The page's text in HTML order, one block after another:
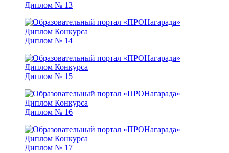
Диплом № 13
Диплом № 14
Диплом № 15
Диплом № 16
Диплом № 17